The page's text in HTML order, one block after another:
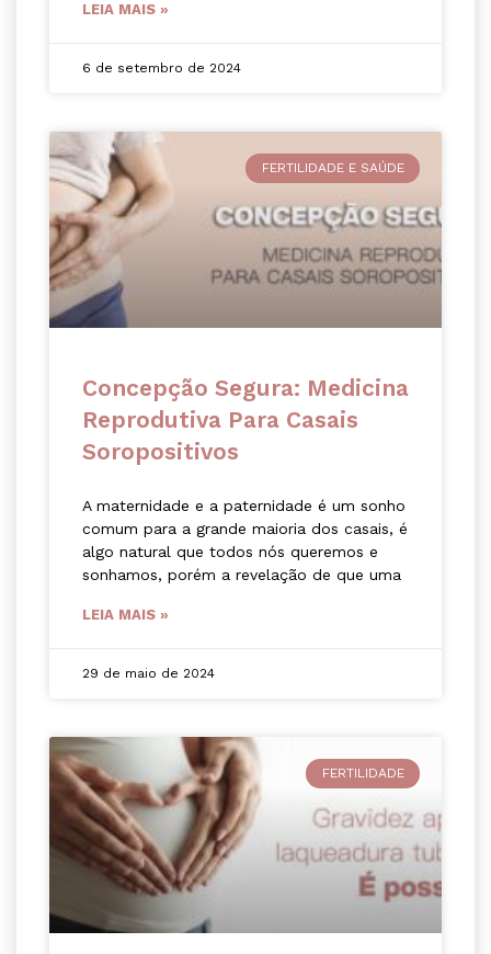
LEIA MAIS »
6 de setembro de 2024
FERTILIDADE E SAÚDE
Concepção Segura: Medicina
Reprodutiva Para Casais
Soropositivos
A maternidade e a paternidade é um sonho
comum para a grande maioria dos casais, é
algo natural que todos nós queremos e
sonhamos, porém a revelação de que uma
LEIA MAIS »
29 de maio de 2024
FERTILIDADE